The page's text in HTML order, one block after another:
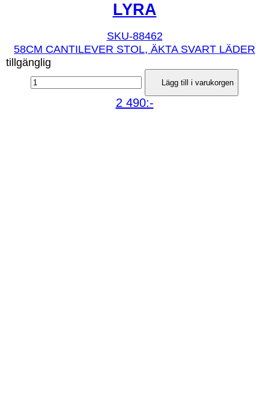
LYRA
SKU-88462
58CM CANTILEVER STOL, ÄKTA SVART LÄDER
tillgänglig
Lägg till i varukorgen
2 490:-